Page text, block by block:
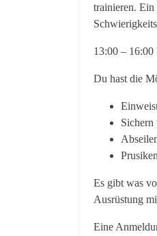
trainieren.
13:00 –
Du hast die
Sichern
Es gibt was
Ausrüstung
Eine